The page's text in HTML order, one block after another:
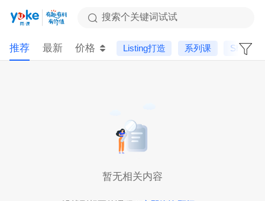
搜索个关键词试试
推荐 最新 价格 Listing打造 系列课 Shopee
暂无相关内容